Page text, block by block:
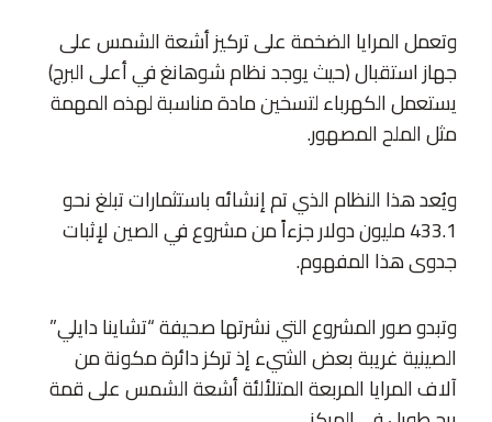
وتعمل المرايا الضخمة على تركيز أشعة الشمس على
جهاز استقبال (حيث يوجد نظام شوهانغ في أعلى البرج)
يستعمل الكهرباء لتسخين مادة مناسبة لهذه المهمة
مثل الملح المصهور.
ويُعد هذا النظام الذي تم إنشائه باستثمارات تبلغ نحو
433.1 مليون دولار جزءاً من مشروع في الصين لإثبات
جدوى هذا المفهوم.
وتبدو صور المشروع التي نشرتها صحيفة “تشاينا دايلي”
الصينية غريبة بعض الشيء إذ تركز دائرة مكونة من
آلاف المرايا المربعة المتلألئة أشعة الشمس على قمة